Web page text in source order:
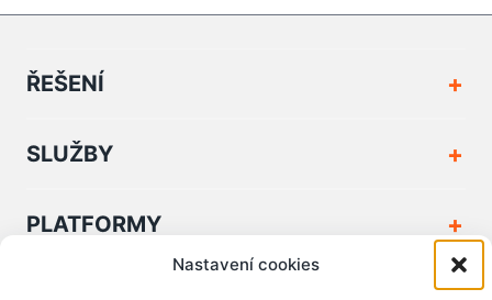
Nastavení cookies
ŘEŠENÍ
SLUŽBY
PLATFORMY